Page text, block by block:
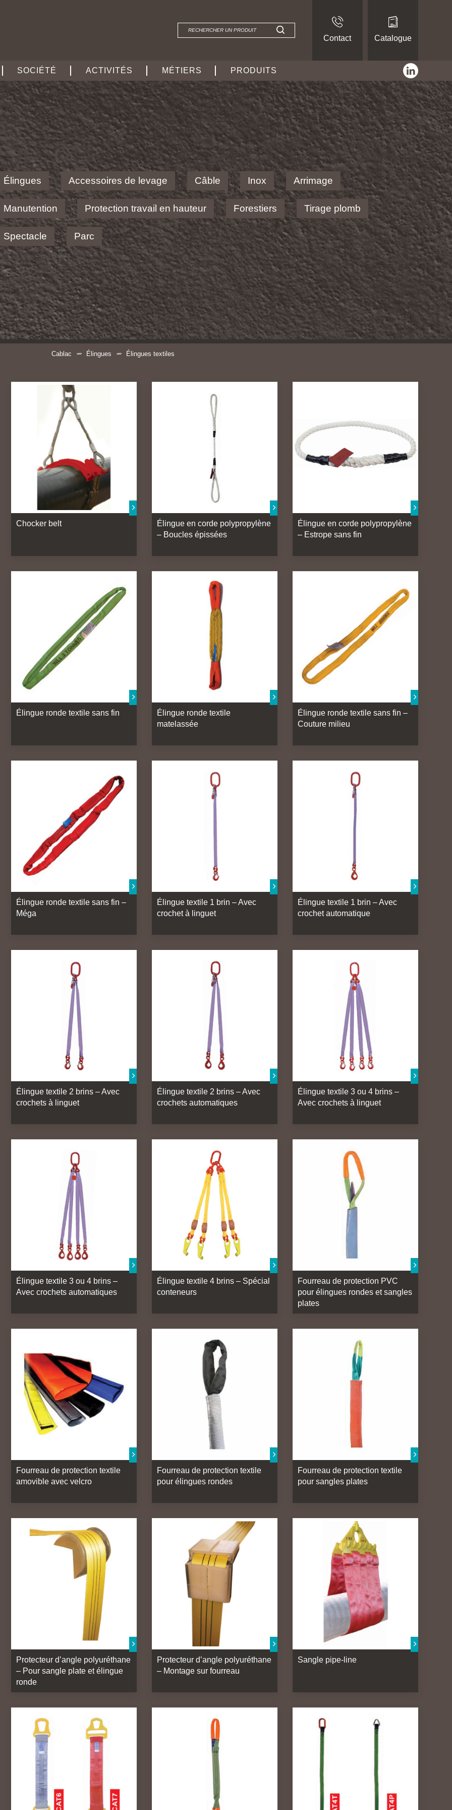
Contact Catalogue
SOCIÉTÉ ACTIVITÉS MÉTIERS PRODUITS linkedin
Élingues Accessoires de levage Câble Inox Arrimage
Manutention Protection travail en hauteur Forestiers Tirage plomb
Spectacle Parc
Cablac Élingues Élingues textiles
Chocker belt
Élingue en corde polypropylène
– Boucles épissées
Élingue en corde polypropylène
– Estrope sans fin
Élingue ronde textile sans fin
Élingue ronde textile
matelassée
Élingue ronde textile sans fin –
Couture milieu
Élingue ronde textile sans fin –
Méga
Élingue textile 1 brin – Avec
crochet à linguet
Élingue textile 1 brin – Avec
crochet automatique
Élingue textile 2 brins – Avec
crochets à linguet
Élingue textile 2 brins – Avec
crochets automatiques
Élingue textile 3 ou 4 brins –
Avec crochets à linguet
Élingue textile 3 ou 4 brins –
Avec crochets automatiques
Élingue textile 4 brins – Spécial
conteneurs
Fourreau de protection PVC
pour élingues rondes et sangles
plates
Fourreau de protection textile
amovible avec velcro
Fourreau de protection textile
pour élingues rondes
Fourreau de protection textile
pour sangles plates
Protecteur d’angle polyuréthane
– Pour sangle plate et élingue
ronde
Protecteur d’angle polyuréthane
– Montage sur fourreau
Sangle pipe-line